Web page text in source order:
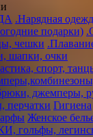
.Нарядная
подарки)
чешки
шапки, очки
спорт,
джемперы,
перчатки Гигиена
Женское
гольфы,